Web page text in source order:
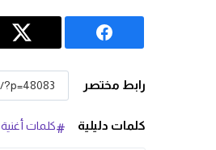
رابط مختصر
كلمات دليلية كلمات أغنية